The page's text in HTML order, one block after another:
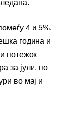
4 и 5%.
година и
потежок
за јули, по
во мај и